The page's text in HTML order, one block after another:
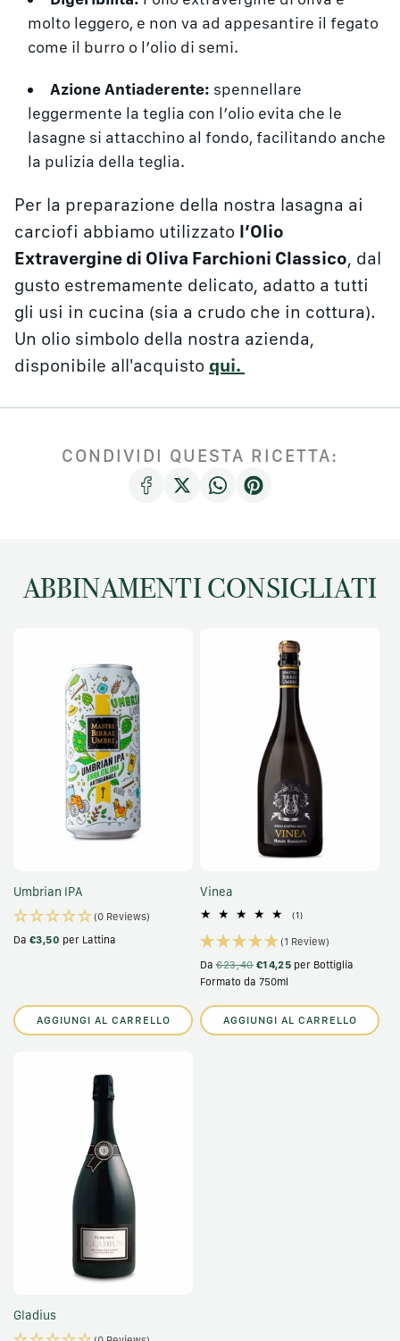
molto leggero, e non va ad appesantire il fegato
come il burro o l’olio di semi.
Azione Antiaderente: spennellare
leggermente la teglia con l’olio evita che le
lasagne si attacchino al fondo, facilitando anche
la pulizia della teglia.
Per la preparazione della nostra lasagna ai
carciofi abbiamo utilizzato l’Olio
Extravergine di Oliva Farchioni Classico, dal
gusto estremamente delicato, adatto a tutti
gli usi in cucina (sia a crudo che in cottura).
Un olio simbolo della nostra azienda,
disponibile all'acquisto qui.
CONDIVIDI QUESTA RICETTA:
ABBINAMENTI CONSIGLIATI
Umbrian IPA
(0 Reviews)
Da €3,50 per Lattina
AGGIUNGI AL CARRELLO
Vinea
(1)
totali
(1 Review)
Da €23,40 €14,25 per Bottiglia
Formato da 750ml
AGGIUNGI AL CARRELLO
Gladius